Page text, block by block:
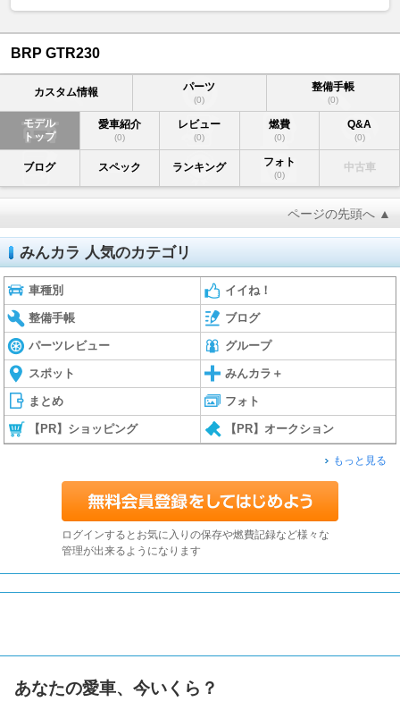
BRP GTR230
カスタム情報 パーツ
(0)
整備手帳
(0)
モデル
トップ
愛車紹介
(0)
レビュー
(0)
燃費
(0)
Q&A
(0)
ブログ スペック ランキング フォト
(0)
中古車
ページの先頭へ ▲
みんカラ 人気のカテゴリ
車種別 イイね！
整備手帳 ブログ
パーツレビュー グループ
スポット みんカラ＋
まとめ フォト
【PR】ショッピング 【PR】オークション
もっと見る
ログインするとお気に入りの保存や燃費記録など様々な
管理が出来るようになります
あなたの愛車、今いくら？